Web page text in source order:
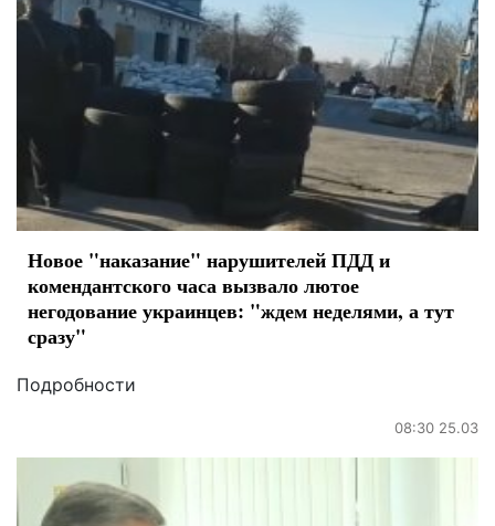
Новое "наказание" нарушителей ПДД и
комендантского часа вызвало лютое
негодование украинцев: "ждем неделями, а тут
сразу"
Подробности
08:30 25.03